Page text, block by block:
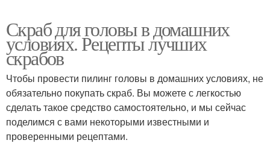
Скраб для головы в домашних
условиях. Рецепты лучших
скрабов
Чтобы провести пилинг головы в домашних условиях, не
обязательно покупать скраб. Вы можете с легкостью
сделать такое средство самостоятельно, и мы сейчас
поделимся с вами некоторыми известными и
проверенными рецептами.